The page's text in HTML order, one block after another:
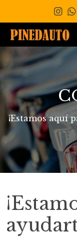
¡Estamos aquí